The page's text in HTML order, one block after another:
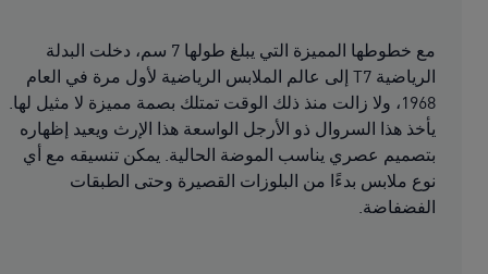
مع خطوطها المميزة التي يبلغ طولها 7 سم، دخلت البدلة
الرياضية T7 إلى عالم الملابس الرياضية لأول مرة في العام
1968، ولا زالت منذ ذلك الوقت تمتلك بصمة مميزة لا مثيل لها.
يأخذ هذا السروال ذو الأرجل الواسعة هذا الإرث ويعيد إظهاره
بتصميم عصري يناسب الموضة الحالية. يمكن تنسيقه مع أي
نوع ملابس بدءًا من البلوزات القصيرة وحتى الطبقات
الفضفاضة.